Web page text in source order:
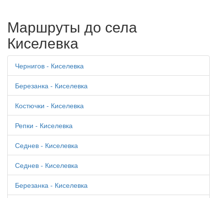
Маршруты до села
Киселевка
Чернигов - Киселевка
Березанка - Киселевка
Костючки - Киселевка
Репки - Киселевка
Седнев - Киселевка
Седнев - Киселевка
Березанка - Киселевка